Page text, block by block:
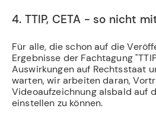
4. TTIP, CETA - so nicht
Für alle, die schon auf die
Ergebnisse der Fachtagung
Auswirkungen auf Rechtsstaat
warten, wir arbeiten daran,
Videoaufzeichnung alsbald auf
einstellen zu können.